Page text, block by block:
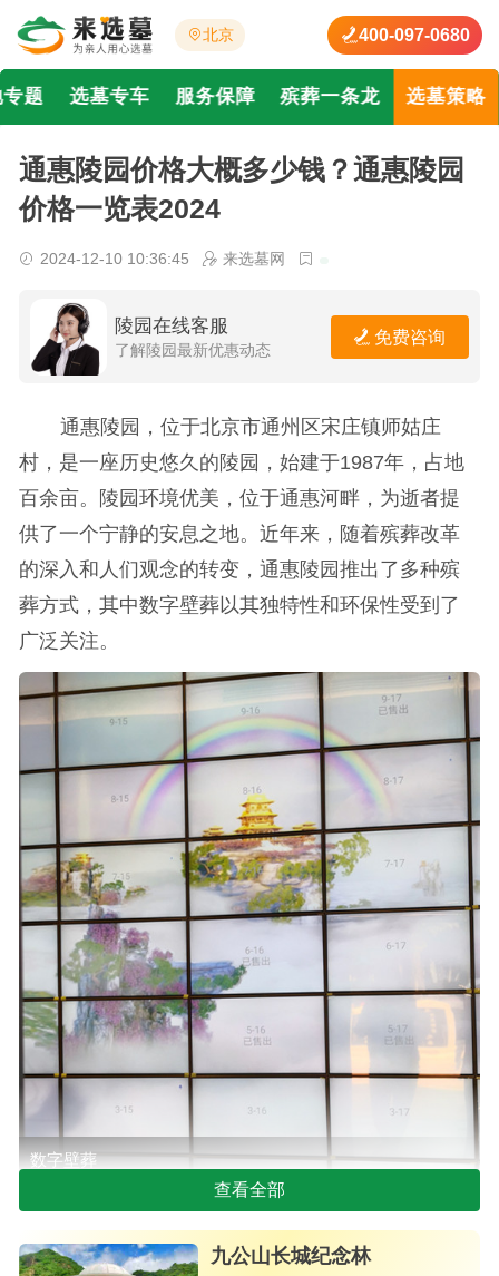
北京 400-097-0680
题 选墓专车 服务保障 殡葬一条龙 选墓策略
通惠陵园价格大概多少钱？通惠陵园
价格一览表2024
2024-12-10 10:36:45 来选墓网
陵园在线客服
了解陵园最新优惠动态
免费咨询
通惠陵园，位于北京市通州区宋庄镇师姑庄
村，是一座历史悠久的陵园，始建于1987年，占地
百余亩。陵园环境优美，位于通惠河畔，为逝者提
供了一个宁静的安息之地。近年来，随着殡葬改革
的深入和人们观念的转变，通惠陵园推出了多种殡
葬方式，其中数字壁葬以其独特性和环保性受到了
广泛关注。
数字壁葬
数字壁葬，作为现代殡葬文化的一种创新形
式，不仅节约了土地资源，还为家属提供了更加便
查看全部
九公山长城纪念林